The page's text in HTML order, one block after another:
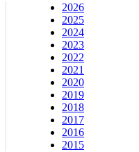
2026
2025
2024
2023
2022
2021
2020
2019
2018
2017
2016
2015